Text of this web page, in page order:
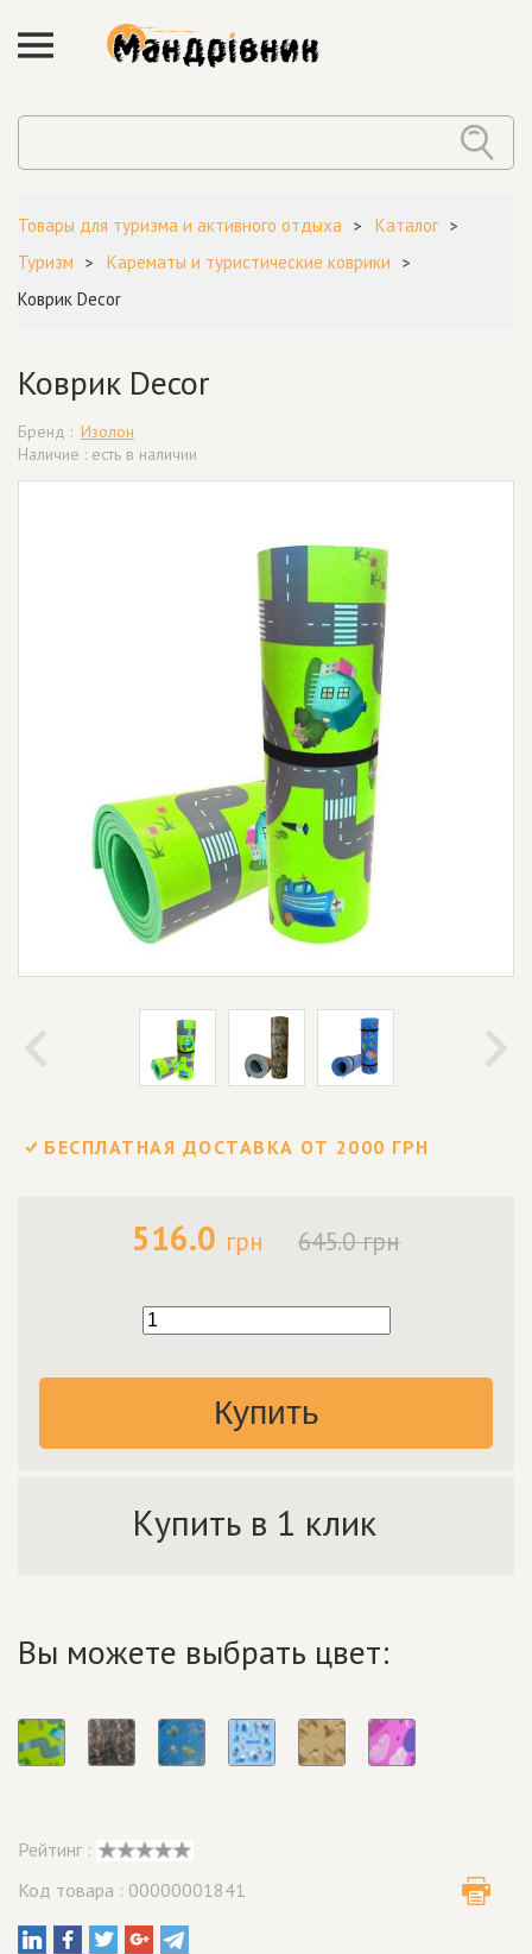
Товары для туризма и активного отдыха
Каталог
Туризм
Карематы и туристические коврики
Коврик Decor
Коврик Decor
Бренд : Изолон
Наличие : есть в наличии
БЕСПЛАТНАЯ ДОСТАВКА ОТ 2000 ГРН
516.0 грн 645.0 грн
Купить
Купить в 1 клик
Вы можете выбрать цвет:
Рейтинг :
Код товара : 00000001841